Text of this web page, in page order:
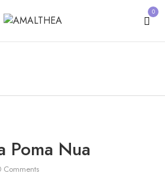
0
Poma Nua
Comments